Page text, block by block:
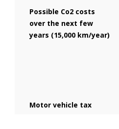
Possible Co2 costs
over the next few
years (15,000 km/year)
Motor vehicle tax